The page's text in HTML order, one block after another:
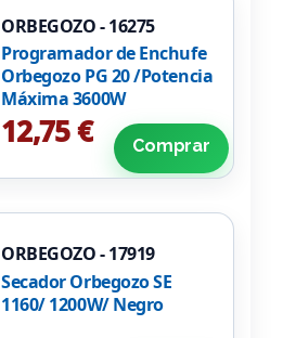
ORBEGOZO - 16275
Programador de Enchufe
Orbegozo PG 20 /Potencia
Máxima 3600W
12,75 € Comprar
ORBEGOZO - 17919
Secador Orbegozo SE
1160/ 1200W/ Negro